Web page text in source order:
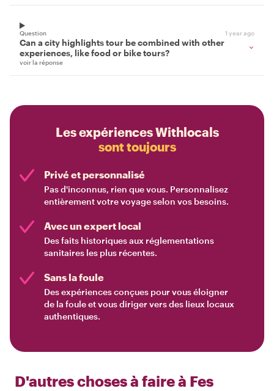
Question 1 year ago
Can a city highlights tour be combined with other
experiences, like food or bike tours?
voir la réponse
Les expériences Withlocals
sont toujours
Privé et personnalisé
Pas d'inconnus, rien que vous. Personnalisez
entièrement votre voyage selon vos besoins.
Avec un expert local
Des faits historiques aux réglementations
sanitaires les plus récentes.
Sans la foule
Des expériences conçues pour vous éloigner
de la foule et vous diriger vers des lieux locaux
authentiques.
D'autres choses à faire à Fes